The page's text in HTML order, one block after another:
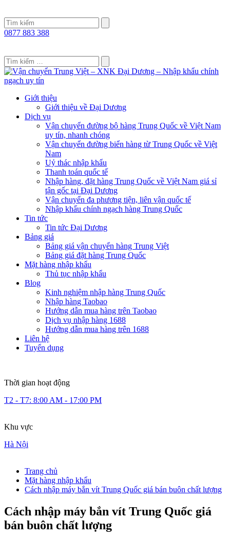
0877 883 388
Giới thiệu
Giới thiệu về Đại Dương
Dịch vụ
Vận chuyển đường bộ hàng Trung Quốc về Việt Nam
uy tín, nhanh chóng
Vận chuyển đường biển hàng từ Trung Quốc về Việt
Nam
Uỷ thác nhập khẩu
Thanh toán quốc tế
Nhập hàng, đặt hàng Trung Quốc về Việt Nam giá sỉ
tận gốc tại Đại Dương
Vận chuyển đa phương tiện, liên vận quốc tế
Nhập khẩu chính ngạch hàng Trung Quốc
Tin tức
Tin tức Đại Dương
Bảng giá
Bảng giá vận chuyển hàng Trung Việt
Bảng giá đặt hàng Trung Quốc
Mặt hàng nhập khẩu
Thủ tục nhập khẩu
Blog
Kinh nghiệm nhập hàng Trung Quốc
Nhập hàng Taobao
Hướng dẫn mua hàng trên Taobao
Dịch vụ nhập hàng 1688
Hướng dẫn mua hàng trên 1688
Liên hệ
Tuyển dụng
Thời gian hoạt động
T2 - T7: 8:00 AM - 17:00 PM
Khu vực
Hà Nội
Trang chủ
Mặt hàng nhập khẩu
Cách nhập máy bắn vít Trung Quốc giá bán buôn chất lượng
Cách nhập máy bắn vít Trung Quốc giá
bán buôn chất lượng